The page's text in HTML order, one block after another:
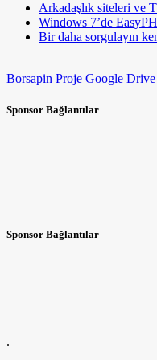
Arkadaşlık siteleri ve
Windows 7’de
Bir daha sorgulayın
Borsapin Proje Google Drive
Sponsor Bağlantılar
Sponsor Bağlantılar
.